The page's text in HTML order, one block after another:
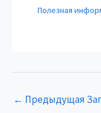
Полезная
← Предыдущая